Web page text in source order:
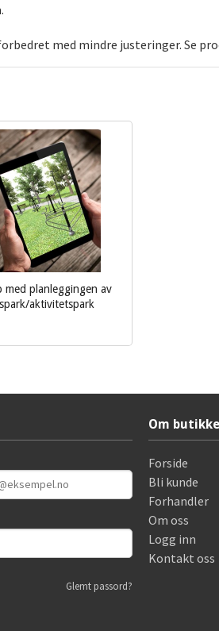
med mindre justeringer. Se
med planleggingen av
aktivitetspark
Glemt passord?
Om
Forside
Bli kunde
Forhandler
Om oss
Logg inn
Kontakt oss